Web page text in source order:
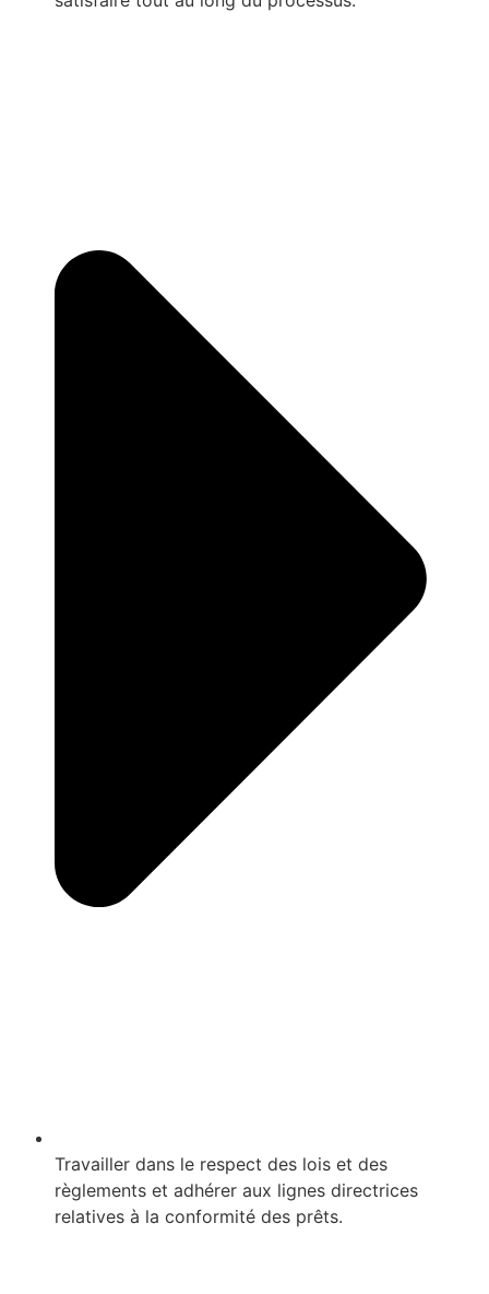
Travailler dans le respect des lois et des
règlements et adhérer aux lignes directrices
relatives à la conformité des prêts.